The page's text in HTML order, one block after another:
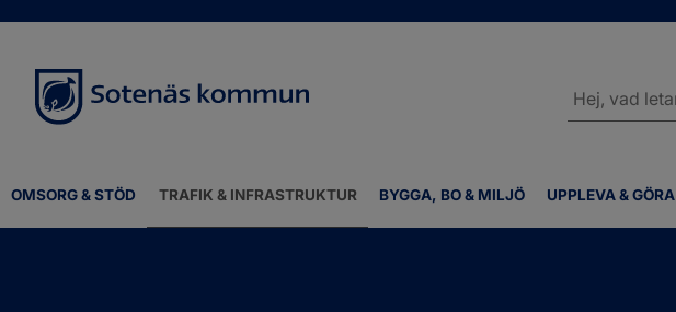
OMSORG & STÖD TRAFIK & INFRASTRUKTUR BYGGA, BO & MILJÖ UPPLEVA & GÖRA
webbplatsen